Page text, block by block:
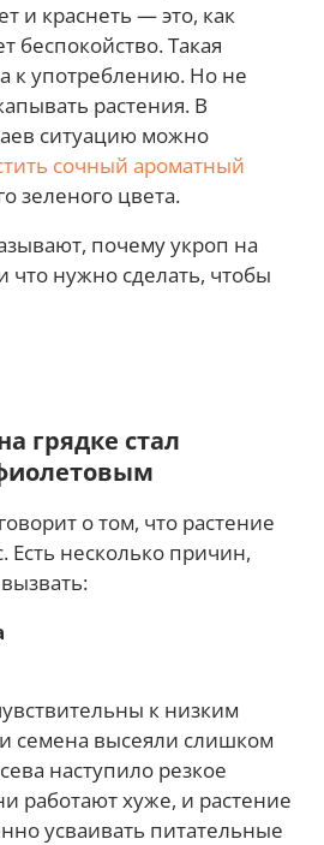
и краснеть — это, как
беспокойство. Такая
к употреблению. Но не
растения. В
ситуацию можно
сочный ароматный
зеленого цвета.
почему укроп на
что нужно сделать, чтобы
грядке стал
о том, что растение
Есть несколько причин,
к низким
семена высеяли слишком
наступило резкое
работают хуже, и растение
усваивать питательные